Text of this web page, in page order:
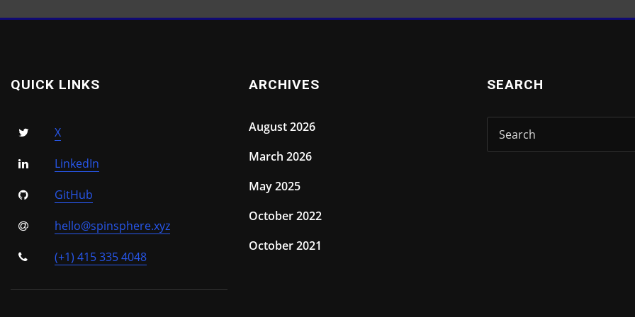
QUICK LINKS
X
LinkedIn
GitHub
hello@spinsphere.xyz
(+1) 415 335 4048
ARCHIVES
August 2026
March 2026
May 2025
October 2022
October 2021
SEARCH